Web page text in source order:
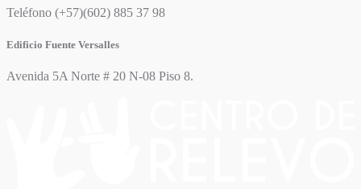
Teléfono (+57)(602) 885 37 98
Edificio Fuente Versalles
Avenida 5A Norte # 20 N-08 Piso 8.